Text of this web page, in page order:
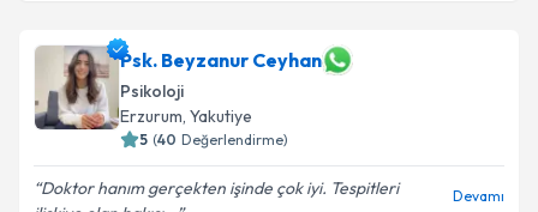
oluşturun. Size bu uzmandan randevu almanız için bir
takvim hazırlandığında e-posta ile bilgilendireceğiz.
E-posta Adresiniz
Psk. Beyzanur Ceyhan
Psikoloji
Erzurum, Yakutiye
( Değerlendirme)
Doktor hanım gerçekten işinde çok iyi. Tespitleri